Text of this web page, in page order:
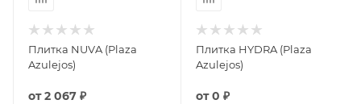
Плитка NUVA (Plaza
Azulejos)
от2 067 ₽
Плитка HYDRA (Plaza
Azulejos)
от0 ₽